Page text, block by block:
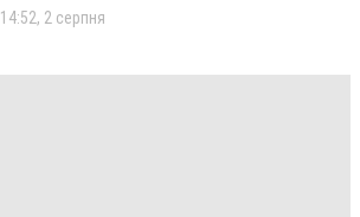
14:52, 2 серпня